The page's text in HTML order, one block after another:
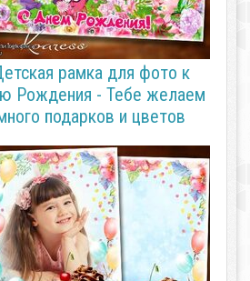
рамка для фото к
Рождения - Тебе желаем
подарков и цветов